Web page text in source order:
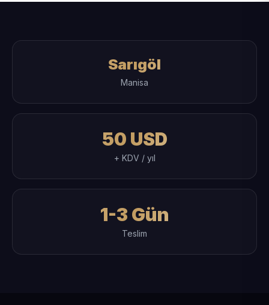
Sarıgöl
Manisa
50 USD
+ KDV / yıl
1-3 Gün
Teslim